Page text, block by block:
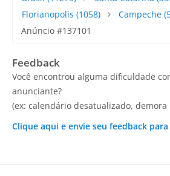
Florianopolis (1058) Campeche
Anúncio #137101
Feedback
Você encontrou alguma dificuldade
anunciante?
(ex: calendário desatualizado, demora
Clique aqui e envie seu feedback